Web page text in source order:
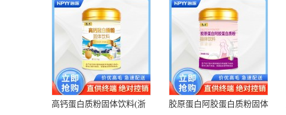
高钙蛋白质粉固体饮料(浙 胶原蛋白阿胶蛋白质粉固体